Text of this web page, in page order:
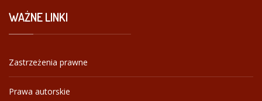
WAŻNELINKI
Zastrzeżenia prawne
Prawa autorskie